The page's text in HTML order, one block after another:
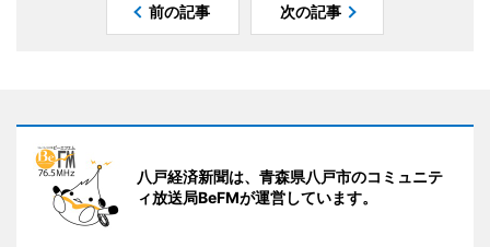
前の記事 次の記事
八戸経済新聞は、青森県八戸市のコミュニテ
ィ放送局BeFMが運営しています。